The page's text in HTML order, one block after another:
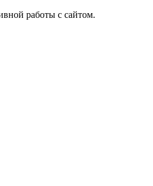
работы с сайтом.